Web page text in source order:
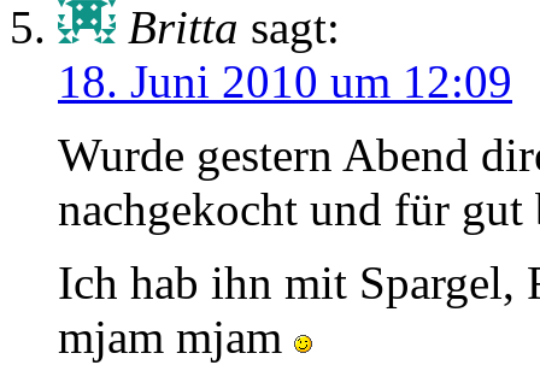
Britta sagt:
18. Juni 2010 um 12:09
Wurde gestern Abend
nachgekocht und für
Ich hab ihn mit Spargel,
mjam mjam